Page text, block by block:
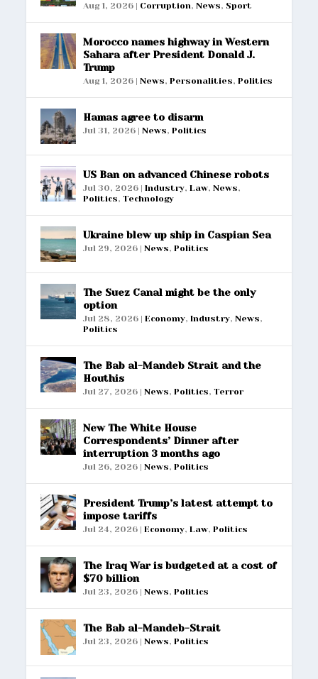
Aug 1, 2026 | Corruption,News, Sport
Morocco names highway in Western
Sahara after President Donald J.
Trump
Aug 1, 2026 |News,Personalities,Politics
Hamas agree to disarm
Jul 31, 2026 |News,Politics
US Ban on advanced Chinese robots
Jul 30, 2026 |Industry,Law,News,
Politics,Technology
Ukraine blew up ship in Caspian Sea
Jul 29, 2026 |News,Politics
The Suez Canal might be the only
option
Jul 28, 2026 |Economy,Industry,News,
Politics
The Bab al-Mandeb Strait and the
Houthis
Jul 27, 2026 |News,Politics,Terror
New The White House
Correspondents’ Dinner after
interruption 3 months ago
Jul 26, 2026 |News,Politics
President Trump’s latest attempt to
impose tariffs
Jul 24, 2026 |Economy,Law,Politics
The Iraq War is budgeted at a cost of
$70 billion
Jul 23, 2026 |News,Politics
The Bab al-Mandeb-Strait
Jul 23, 2026 |News,Politics